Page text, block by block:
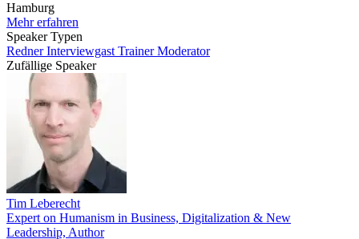
Hamburg
Mehr erfahren
Speaker Typen
RednerInterviewgast TrainerModerator
Zufällige Speaker
Tim Leberecht
Expert on Humanism in Business, Digitalization & New
Leadership, Author